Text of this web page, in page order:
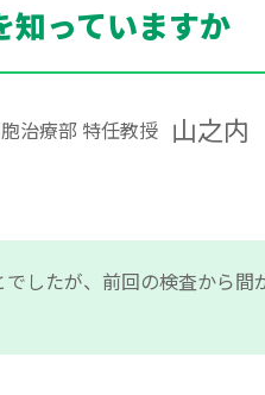
知っていますか
治療部 特任教授 山之
したが、前回の検査から